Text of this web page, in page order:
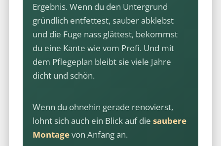
Ergebnis. Wenn du den Untergrund
gründlich entfettest, sauber abklebst
und die Fuge nass glättest, bekommst
du eine Kante wie vom Profi. Und mit
dem Pflegeplan bleibt sie viele Jahre
dicht und schön.
Wenn du ohnehin gerade renovierst,
lohnt sich auch ein Blick auf die saubere
Montagevon Anfang an.